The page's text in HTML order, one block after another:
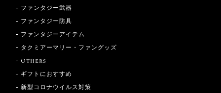
ファンタジー武器
ファンタジー防具
ファンタジーアイテム
タクミアーマリー・ファングッズ
Others
ギフトにおすすめ
新型コロナウイルス対策